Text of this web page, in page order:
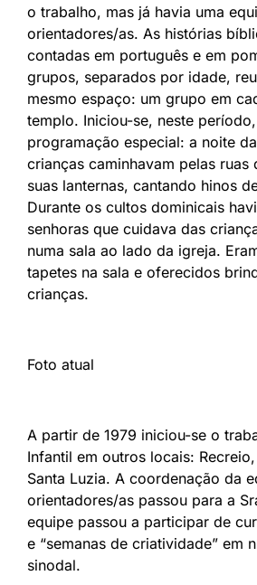
o trabalho, mas já havia uma
orientadores/as. As histórias
contadas em português e em
grupos, separados por idade,
mesmo espaço: um grupo em
templo. Iniciou-se, neste
programação especial: a noite
crianças caminhavam pelas ruas
suas lanternas, cantando hinos
Durante os cultos dominicais
senhoras que cuidava das
numa sala ao lado da igreja.
tapetes na sala e oferecidos
crianças.
Foto atual
A partir de 1979 iniciou-se o
Infantil em outros locais:
Santa Luzia. A coordenação da
orientadores/as passou para a
equipe passou a participar de
e “semanas de criatividade” em
sinodal.